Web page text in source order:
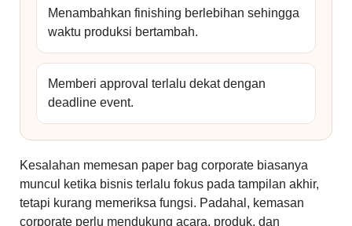
Menambahkan finishing berlebihan sehingga
waktu produksi bertambah.
Memberi approval terlalu dekat dengan
deadline event.
Kesalahan memesan paper bag corporate biasanya
muncul ketika bisnis terlalu fokus pada tampilan akhir,
tetapi kurang memeriksa fungsi. Padahal, kemasan
corporate perlu mendukung acara, produk, dan